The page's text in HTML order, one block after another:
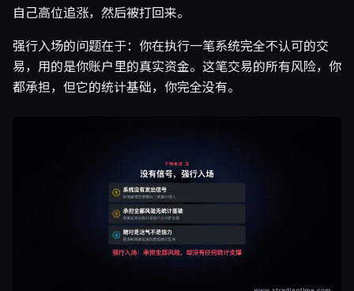
自己高位追涨，然后被打回来。
强行入场的问题在于：你在执行一笔系统完全不认可的交
易，用的是你账户里的真实资金。这笔交易的所有风险，你
都承担，但它的统计基础，你完全没有。